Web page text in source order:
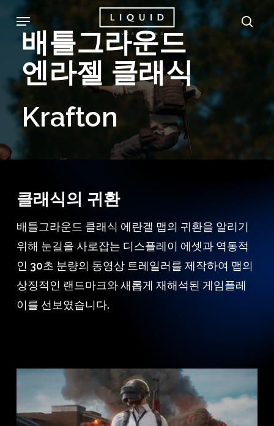
main
content
Menu
배틀그라운드
엔라젤 클래식
Krafton
클래식의 귀환
배틀그라운드 클래식 에란겔 맵의 귀환을 알리기
위해 눈길을 사로잡는 디스플레이 에셋과 역동적
인 30초 분량의 동영상 트레일러를 제작하여 맵의
상징적인 랜드마크와 새롭게 재해석된 게임플레
이를 선보였습니다.